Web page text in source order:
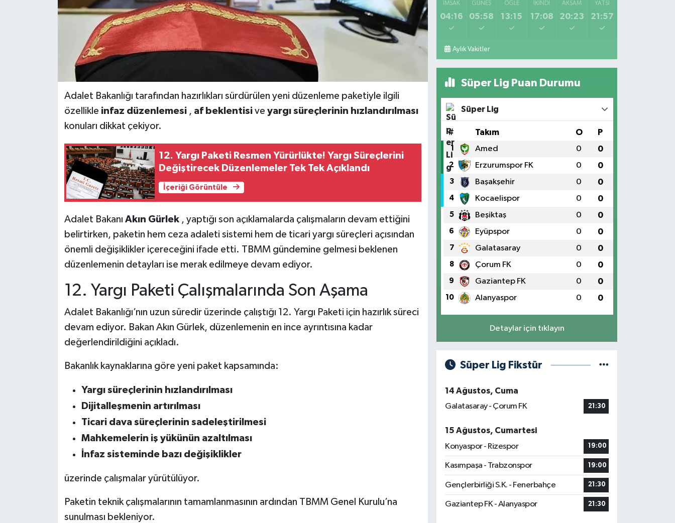
Adalet Bakanlığı tarafından hazırlıkları sürdürülen yeni düzenleme paketiyle ilgili
özellikle infaz düzenlemesi, af beklentisive yargı süreçlerinin hızlandırılması
konuları dikkat çekiyor.
12. Yargı Paketi Resmen Yürürlükte! Yargı Süreçlerini
Değiştirecek Düzenlemeler Tek Tek Açıklandı
İçeriği Görüntüle
Adalet Bakanı Akın Gürlek, yaptığı son açıklamalarda çalışmaların devam ettiğini
belirtirken, paketin hem ceza adaleti sistemi hem de ticari yargı süreçleri açısından
önemli değişiklikler içereceğini ifade etti. TBMM gündemine gelmesi beklenen
düzenlemenin detayları ise merak edilmeye devam ediyor.
12. Yargı Paketi Çalışmalarında Son Aşama
Adalet Bakanlığı’nın uzun süredir üzerinde çalıştığı 12. Yargı Paketi için hazırlık süreci
devam ediyor. Bakan Akın Gürlek, düzenlemenin en ince ayrıntısına kadar
değerlendirildiğini açıkladı.
Bakanlık kaynaklarına göre yeni paket kapsamında:
Yargı süreçlerinin hızlandırılması
Dijitalleşmenin artırılması
Ticari dava süreçlerinin sadeleştirilmesi
Mahkemelerin iş yükünün azaltılması
İnfaz sisteminde bazı değişiklikler
üzerinde çalışmalar yürütülüyor.
Paketin teknik çalışmalarının tamamlanmasının ardından TBMM Genel Kurulu’na
sunulması bekleniyor.
İMSAK
04:16
GÜNEŞ
05:58
ÖĞLE
13:15
İKINDI
17:08
AKŞAM
20:23
YATSI
21:57
Aylık Vakitler
Süper Lig Puan Durumu
Süper Lig
# Takım O P
1 Amed 0 0
2 Erzurumspor FK 0 0
3 Başakşehir 0 0
4 Kocaelispor 0 0
5 Beşiktaş 0 0
6 Eyüpspor 0 0
7 Galatasaray 0 0
8 Çorum FK 0 0
9 Gaziantep FK 0 0
10 Alanyaspor 0 0
Detaylar için tıklayın
Süper Lig Fikstür
14 Ağustos, Cuma
Galatasaray - Çorum FK
21:30
15 Ağustos, Cumartesi
Konyaspor - Rizespor
19:00
Kasımpaşa - Trabzonspor 19:00
Gençlerbirliği S.K. - Fenerbahçe 21:30
Gaziantep FK - Alanyaspor 21:30